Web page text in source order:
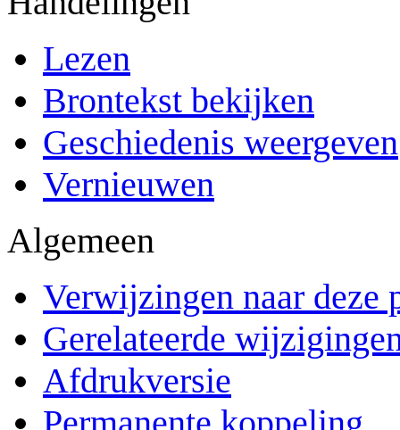
Lezen
Brontekst bekijken
Geschiedenis weergeven
Vernieuwen
Algemeen
Verwijzingen naar deze
Gerelateerde
Afdrukversie